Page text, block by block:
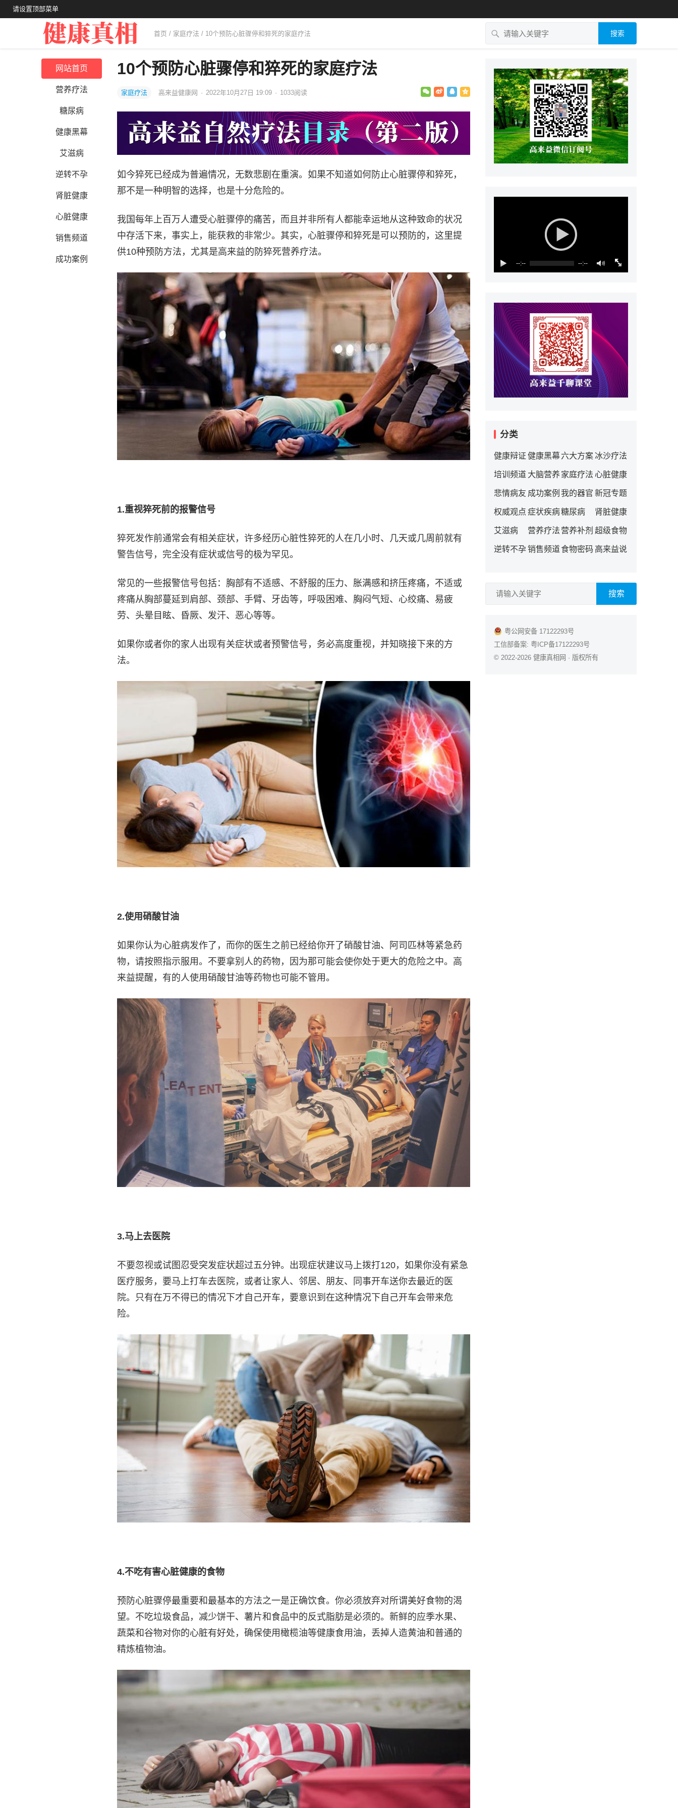
请设置顶部菜单
首页 / 家庭疗法 / 10个预防心脏骤停和猝死的家庭疗法 搜索
网站首页
营养疗法
糖尿病
健康黑幕
艾滋病
逆转不孕
肾脏健康
心脏健康
销售频道
成功案例
10个预防心脏骤停和猝死的家庭疗法
家庭疗法 高来益健康网 · 2022年10月27日 19:09 · 1033阅读
如今猝死已经成为普遍情况，无数悲剧在重演。如果不知道如何防止心脏骤停和猝死，
那不是一种明智的选择，也是十分危险的。
我国每年上百万人遭受心脏骤停的痛苦，而且并非所有人都能幸运地从这种致命的状况
中存活下来，事实上，能获救的非常少。其实，心脏骤停和猝死是可以预防的，这里提
供10种预防方法，尤其是高来益的防猝死营养疗法。
1.重视猝死前的报警信号
猝死发作前通常会有相关症状，许多经历心脏性猝死的人在几小时、几天或几周前就有
警告信号，完全没有症状或信号的极为罕见。
常见的一些报警信号包括：胸部有不适感、不舒服的压力、胀满感和挤压疼痛，不适或
疼痛从胸部蔓延到肩部、颈部、手臂、牙齿等，呼吸困难、胸闷气短、心绞痛、易疲
劳、头晕目眩、昏厥、发汗、恶心等等。
如果你或者你的家人出现有关症状或者预警信号，务必高度重视，并知晓接下来的方
法。
2.使用硝酸甘油
如果你认为心脏病发作了，而你的医生之前已经给你开了硝酸甘油、阿司匹林等紧急药
物，请按照指示服用。不要拿别人的药物，因为那可能会使你处于更大的危险之中。高
来益提醒，有的人使用硝酸甘油等药物也可能不管用。
3.马上去医院
不要忽视或试图忍受突发症状超过五分钟。出现症状建议马上拨打120，如果你没有紧急
医疗服务，要马上打车去医院，或者让家人、邻居、朋友、同事开车送你去最近的医
院。只有在万不得已的情况下才自己开车，要意识到在这种情况下自己开车会带来危
险。
4.不吃有害心脏健康的食物
预防心脏骤停最重要和最基本的方法之一是正确饮食。你必须放弃对所谓美好食物的渴
望。不吃垃圾食品，减少饼干、薯片和食品中的反式脂肪是必须的。新鲜的应季水果、
蔬菜和谷物对你的心脏有好处，确保使用橄榄油等健康食用油，丢掉人造黄油和普通的
精炼植物油。
--:-- --:--
分类
健康辩证 健康黑幕 六大方案冰沙疗法
培训频道 大脑营养 家庭疗法 心脏健康
悲情病友 成功案例 我的器官 新冠专题
权威观点 症状疾病糖尿病 肾脏健康
艾滋病 营养疗法 营养补剂 超级食物
逆转不孕销售频道食物密码 高来益说
搜索
粤公网安备 17122293号
工信部备案: 粤ICP备17122293号
© 2022-2026 健康真相网 · 版权所有